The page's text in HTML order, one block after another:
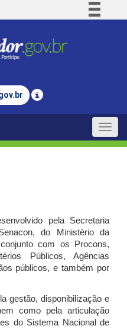
Comunica BR
Legislação
Toggle
pela Secretaria
do Ministério da
com os Procons,
Públicos, Agências
públicos, e também por
gestão, disponibilização e
como pela articulação
do Sistema Nacional de